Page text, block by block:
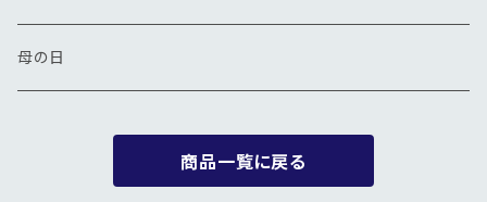
その他
アレンジメント
春
母の日
商品一覧に戻る